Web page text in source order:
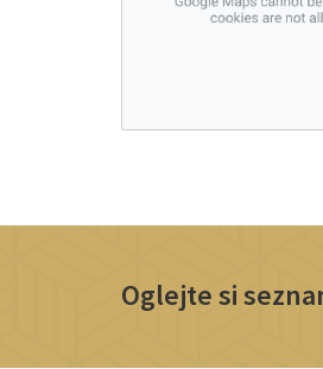
Oglejte si